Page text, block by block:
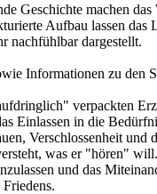
Geschichte machen
Aufbau lassen das
nachfühlbar dargestellt.
Informationen zu den
verpackten
Einlassen in die
Verschlossenheit
was er "hören" will.
und das